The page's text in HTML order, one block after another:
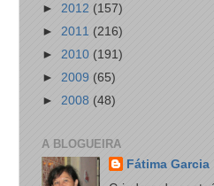
► 2012 (157)
► 2011 (216)
► 2010 (191)
► 2009 (65)
► 2008 (48)
A BLOGUEIRA
Fátima Garcia